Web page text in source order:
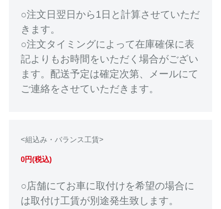
○注文日翌日から1日と計算させていただ
きます。
○注文タイミングによって在庫確保に表
記よりもお時間をいただく場合がござい
ます。配送予定は確定次第、メールにて
ご連絡をさせていただきます。
<組込み・バランス工賃>
0円(税込)
○店舗にてお車に取付けを希望の場合に
は取付け工賃が別途発生致します。